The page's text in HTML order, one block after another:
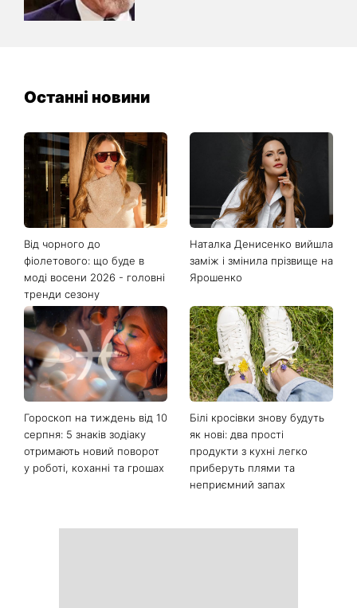
Останні новини
Від чорного до
фіолетового: що буде в
моді восени 2026 - головні
тренди сезону
Наталка Денисенко вийшла
заміж і змінила прізвище на
Ярошенко
Гороскоп на тиждень від 10
серпня: 5 знаків зодіаку
отримають новий поворот
у роботі, коханні та грошах
Білі кросівки знову будуть
як нові: два прості
продукти з кухні легко
приберуть плями та
неприємний запах